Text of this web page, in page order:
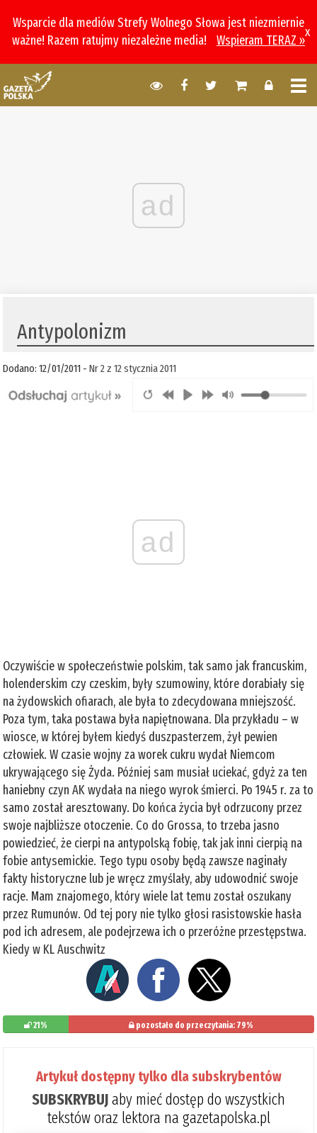
Wsparcie dla mediów Strefy Wolnego Słowa jest niezmiernie
ważne! Razem ratujmy niezależne media!
Wspieram TERAZ »
x
ad
Antypolonizm
Dodano: 12/01/2011 -Nr 2 z 12 stycznia 2011
ad
Oczywiście w społeczeństwie polskim, tak samo jak francuskim,
holenderskim czy czeskim, były szumowiny, które dorabiały się
na żydowskich ofiarach, ale była to zdecydowana mniejszość.
Poza tym, taka postawa była napiętnowana. Dla przykładu – w
wiosce, w której byłem kiedyś duszpasterzem, żył pewien
człowiek. W czasie wojny za worek cukru wydał Niemcom
ukrywającego się Żyda. Później sam musiał uciekać, gdyż za ten
haniebny czyn AK wydała na niego wyrok śmierci. Po 1945 r. za to
samo został aresztowany. Do końca życia był odrzucony przez
swoje najbliższe otoczenie. Co do Grossa, to trzeba jasno
powiedzieć, że cierpi na antypolską fobię, tak jak inni cierpią na
fobie antysemickie. Tego typu osoby będą zawsze naginały
fakty historyczne lub je wręcz zmyślały, aby udowodnić swoje
racje. Mam znajomego, który wiele lat temu został oszukany
przez Rumunów. Od tej pory nie tylko głosi rasistowskie hasła
pod ich adresem, ale podejrzewa ich o przeróżne przestępstwa.
Kiedy w KL Auschwitz
21% pozostało do przeczytania: 79%
Artykuł dostępny tylko dla subskrybentów
SUBSKRYBUJaby mieć dostęp do wszystkich
tekstów oraz lektora na gazetapolska.pl